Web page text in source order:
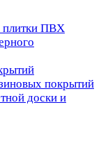
плитки ПВХ
покрытий
доски и